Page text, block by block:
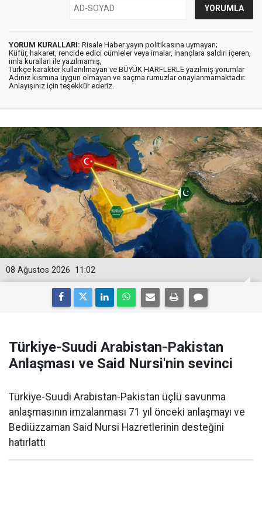
YORUM KURALLARI: Risale Haber yayın politikasına uymayan;
Küfür, hakaret, rencide edici cümleler veya imalar, inançlara saldırı içeren,
imla kuralları ile yazılmamış,
Türkçe karakter kullanılmayan ve BÜYÜK HARFLERLE yazılmış yorumlar
Adınız kısmına uygun olmayan ve saçma rumuzlar onaylanmamaktadır.
Anlayışınız için teşekkür ederiz.
11:02
08 Ağustos 2026
Türkiye-Suudi Arabistan-Pakistan
Anlaşması ve Said Nursi'nin sevinci
Türkiye-Suudi Arabistan-Pakistan üçlü savunma
anlaşmasının imzalanması 71 yıl önceki anlaşmayı ve
Bediüzzaman Said Nursi Hazretlerinin desteğini
hatırlattı